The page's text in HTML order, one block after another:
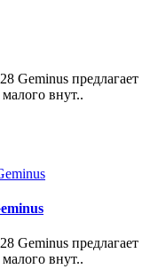
Geminus предлагает
внут..
Geminus предлагает
внут..